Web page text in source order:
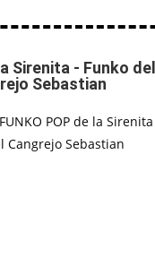
Sirenita - Funko del
Sebastian